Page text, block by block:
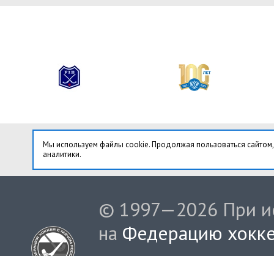
Мы используем файлы cookie. Продолжая пользоваться
аналитики.
© 1997—2026 При
на Федерацию